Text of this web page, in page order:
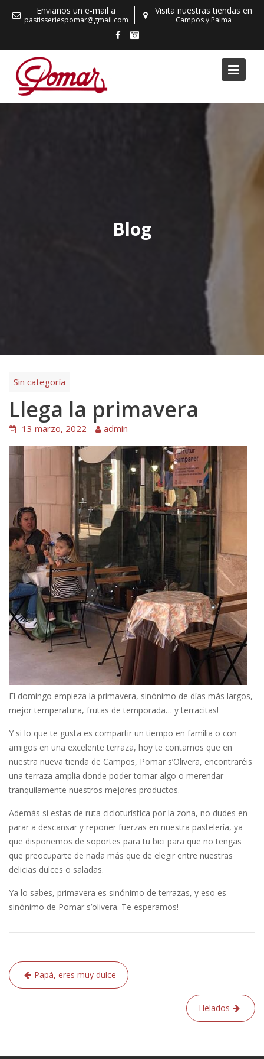
Envianos un e-mail a
pastisseriespomar@gmail.com
Visita nuestras tiendas en
Campos y Palma
Blog
Sin categoría
Llega la primavera
13 marzo, 2022 admin
El domingo empieza la primavera, sinónimo de días más largos,
mejor temperatura, frutas de temporada… y terracitas!
Y si lo que te gusta es compartir un tiempo en familia o con
amigos en una excelente terraza, hoy te contamos que en
nuestra nueva tienda de Campos, Pomar s’Olivera, encontraréis
una terraza amplia donde poder tomar algo o merendar
tranquilamente nuestros mejores productos.
Además si estas de ruta cicloturística por la zona, no dudes en
parar a descansar y reponer fuerzas en nuestra pastelería, ya
que disponemos de soportes para tu bici para que no tengas
que preocuparte de nada más que de elegir entre nuestras
delicias dulces o saladas.
Ya lo sabes, primavera es sinónimo de terrazas, y eso es
sinónimo de Pomar s’olivera. Te esperamos!
Navegación
de
Papá, eres muy dulce
Helados